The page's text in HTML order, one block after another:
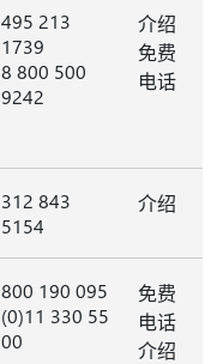
495 213
1739
8 800 500
9242
介绍
免费
电话
312 843
5154
介绍
800 190 095
(0)11 330 55
00
免费
电话
介绍